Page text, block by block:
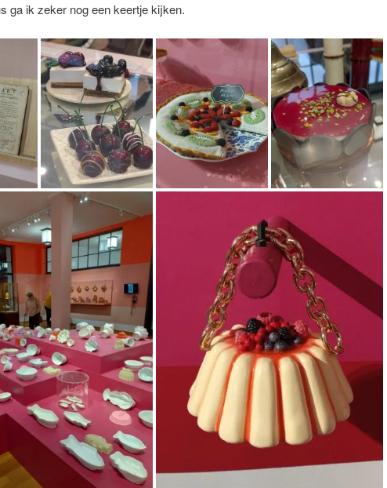
ga ik zeker nog een keertje kijken.